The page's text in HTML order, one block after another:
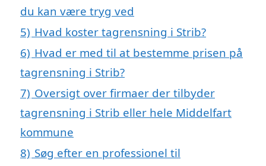
du kan være tryg ved
5) Hvad koster tagrensning i Strib?
6) Hvad er med til at bestemme prisen på
tagrensning i Strib?
7) Oversigt over firmaer der tilbyder
tagrensning i Strib eller hele Middelfart
kommune
8) Søg efter en professionel til